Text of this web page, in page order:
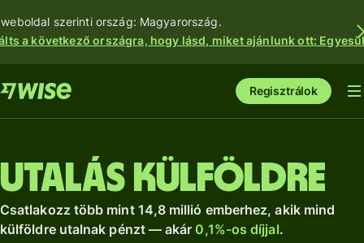
szerinti ország: Magyarország.
a következő országra, hogy lásd, miket ajánlunk ott:
Regisztrálok
Utalás külföldre
Csatlakozz több mint 14,8 millió emberhez, akik mind
külföldre utalnak pénzt — akár 0,1%-os díjjal.